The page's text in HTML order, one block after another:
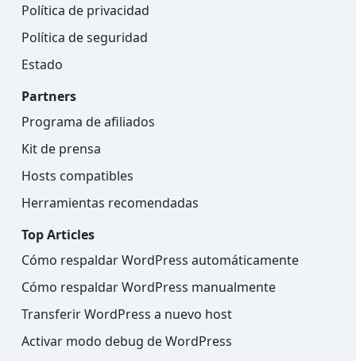
Política de privacidad
Política de seguridad
Estado
Partners
Programa de afiliados
Kit de prensa
Hosts compatibles
Herramientas recomendadas
Top Articles
Cómo respaldar WordPress automáticamente
Cómo respaldar WordPress manualmente
Transferir WordPress a nuevo host
Activar modo debug de WordPress